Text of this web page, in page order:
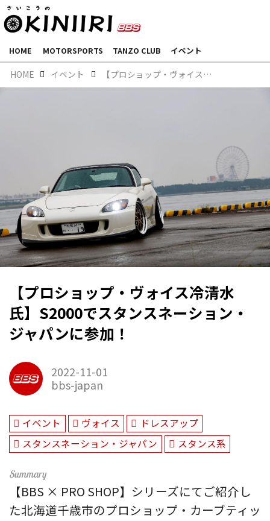
HOME MOTORSPORTS TANZO CLUB イベント
HOME イベント 【プロショップ・ヴォイス冷清水氏】S2000でスタンスネーション・ジャパンに参加！
【プロショップ・ヴォイス冷清水
氏】S2000でスタンスネーション・
ジャパンに参加！
2022-11-01
bbs-japan
イベント ヴォイス
ドレスアップ
スタンスネーション・ジャパン
スタンス系
【BBS × PRO SHOP】シリーズにてご紹介し
た北海道千歳市のプロショップ・カーブティッ